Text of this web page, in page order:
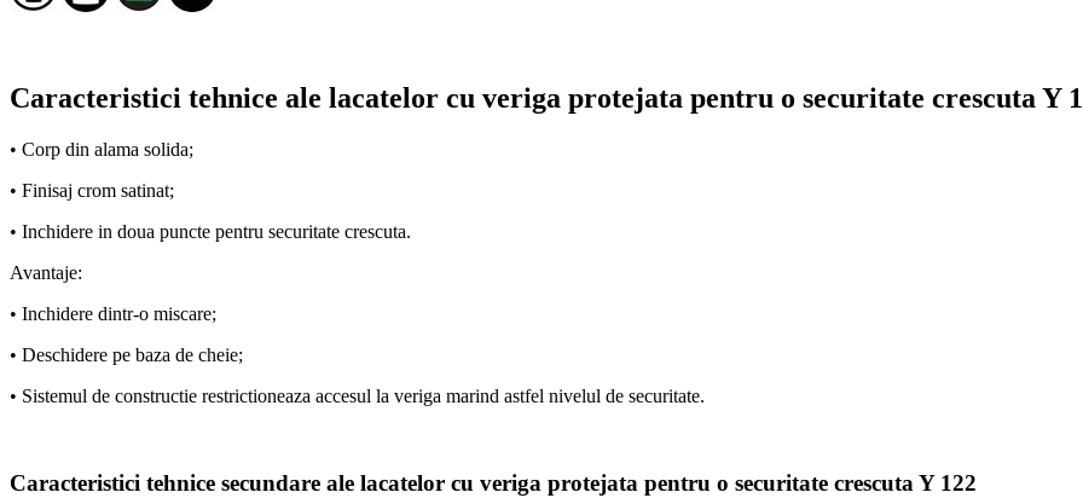
Caracteristici tehnice ale lacatelor cu veriga protejata pentru o securitate crescuta Y
• Corp din alama solida;
• Finisaj crom satinat;
• Inchidere in doua puncte pentru securitate crescuta.
Avantaje:
• Inchidere dintr-o miscare;
• Deschidere pe baza de cheie;
• Sistemul de constructie restrictioneaza accesul la veriga marind astfel nivelul de securitate.
Caracteristici tehnice secundare ale lacatelor cu veriga protejata pentru o securitate crescuta Y 122